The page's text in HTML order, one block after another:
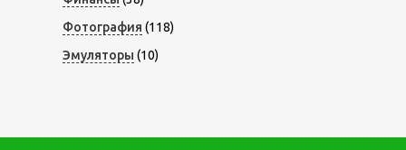
Фотография (118)
Эмуляторы (10)